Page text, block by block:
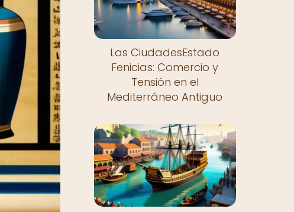
Las CiudadesEstado
Fenicias: Comercio y
Tensión en el
Mediterráneo Antiguo